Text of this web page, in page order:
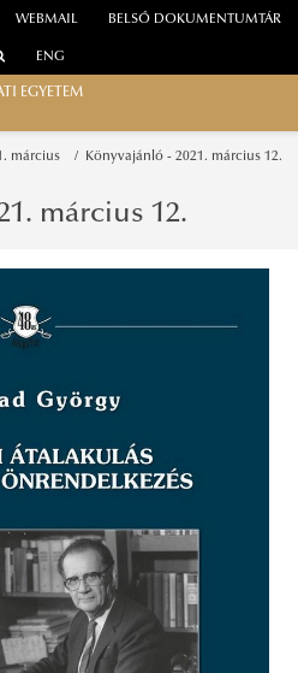
WEBMAIL BELSŐ DOKUMENTUMTÁR
ENG
EGYETEM
március Könyvajánló - 2021. március 12.
március 12.